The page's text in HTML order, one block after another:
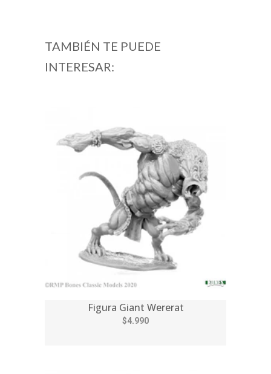
TAMBIÉN TE PUEDE
INTERESAR:
Figura Giant Wererat
$4.990